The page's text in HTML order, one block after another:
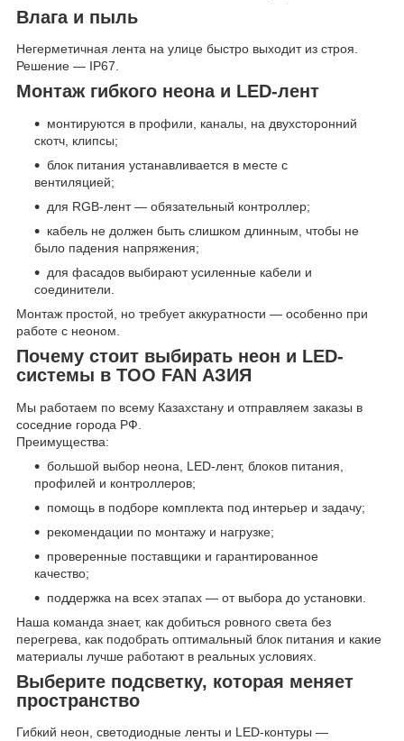
Влага и пыль
Негерметичная лента на улице быстро выходит из строя.
Решение — IP67.
Монтаж гибкого неона и LED-лент
монтируются в профили, каналы, на двухсторонний
скотч, клипсы;
блок питания устанавливается в месте с
вентиляцией;
для RGB-лент — обязательный контроллер;
кабель не должен быть слишком длинным, чтобы не
было падения напряжения;
для фасадов выбирают усиленные кабели и
соединители.
Монтаж простой, но требует аккуратности — особенно при
работе с неоном.
Почему стоит выбирать неон и LED-
системы в ТОО FAN АЗИЯ
Мы работаем по всему Казахстану и отправляем заказы в
соседние города РФ.
Преимущества:
большой выбор неона, LED-лент, блоков питания,
профилей и контроллеров;
помощь в подборе комплекта под интерьер и задачу;
рекомендации по монтажу и нагрузке;
проверенные поставщики и гарантированное
качество;
поддержка на всех этапах — от выбора до установки.
Наша команда знает, как добиться ровного света без
перегрева, как подобрать оптимальный блок питания и какие
материалы лучше работают в реальных условиях.
Выберите подсветку, которая меняет
пространство
Гибкий неон, светодиодные ленты и LED-контуры —